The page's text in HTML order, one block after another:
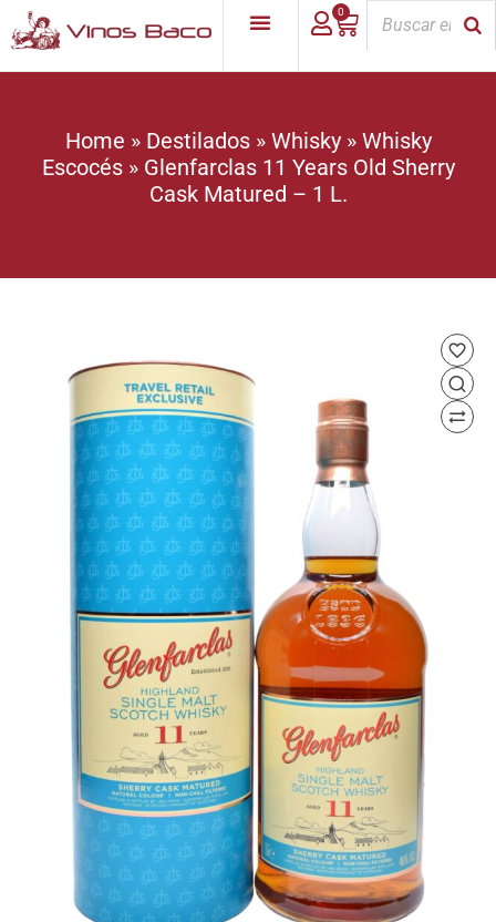
0
Home » Destilados» Whisky» Whisky
Escocés» Glenfarclas 11 Years Old Sherry
Cask Matured – 1 L.